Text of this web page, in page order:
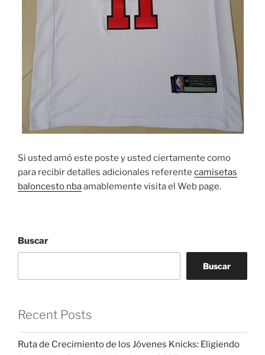
Si usted amó este poste y usted ciertamente como
para recibir detalles adicionales referente camisetas
baloncesto nbaamablemente visita el Web page.
Buscar
Buscar
Recent Posts
Ruta de Crecimiento de los Jóvenes Knicks: Eligiendo